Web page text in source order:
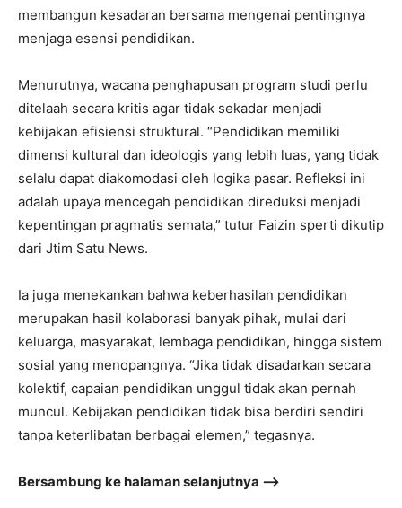
membangun kesadaran bersama mengenai pentingnya
menjaga esensi pendidikan.
Menurutnya, wacana penghapusan program studi perlu
ditelaah secara kritis agar tidak sekadar menjadi
kebijakan efisiensi struktural. “Pendidikan memiliki
dimensi kultural dan ideologis yang lebih luas, yang tidak
selalu dapat diakomodasi oleh logika pasar. Refleksi ini
adalah upaya mencegah pendidikan direduksi menjadi
kepentingan pragmatis semata,” tutur Faizin sperti dikutip
dari Jtim Satu News.
Ia juga menekankan bahwa keberhasilan pendidikan
merupakan hasil kolaborasi banyak pihak, mulai dari
keluarga, masyarakat, lembaga pendidikan, hingga sistem
sosial yang menopangnya. “Jika tidak disadarkan secara
kolektif, capaian pendidikan unggul tidak akan pernah
muncul. Kebijakan pendidikan tidak bisa berdiri sendiri
tanpa keterlibatan berbagai elemen,” tegasnya.
Bersambung ke halaman selanjutnya –>